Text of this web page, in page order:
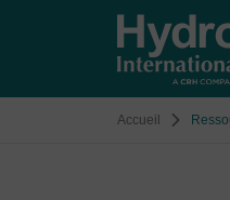
Accueil